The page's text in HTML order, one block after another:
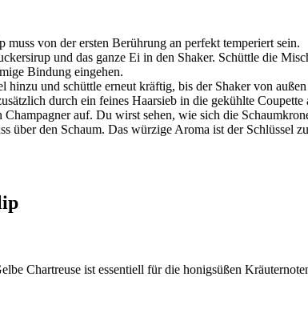
von der ersten Berührung an perfekt temperiert sein.
und das ganze Ei in den Shaker. Schüttle die
Bindung eingehen.
hinzu und schüttle erneut kräftig, bis der Shaker von außen
durch ein feines Haarsieb in die gekühlte
auf. Du wirst sehen, wie sich die
über den Schaum. Das würzige Aroma ist der Schlüssel
Chartreuse ist essentiell für die honigsüßen